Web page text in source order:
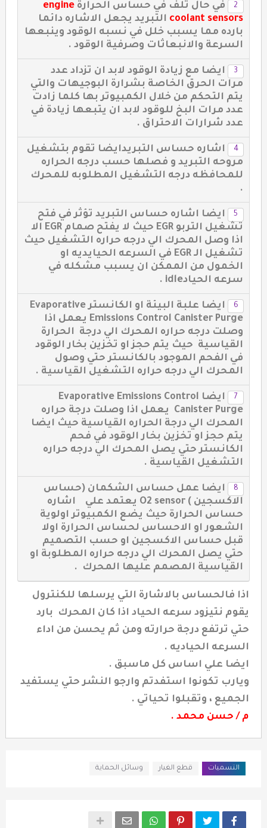
في حال تلف في حساس الحرارة engine
coolant sensors التبريد يجعل الاشاره دائما
بارده مما يسبب خلل في نسبه الوقود وينبعها
السرعة والانبعاثات وصرفية الوقود .
ايضا مع زيادة الوقود لابد ان تزداد عدد
مرات الحرق الخاصة بشرارة البوجيهات والتي
يتم التحكم من خلال الكمبيوتر بها كلما زادت
عدد مرات البخ للوقود لابد ان يتبعها زيادة في
عدد شرارات الاحتراق .
اشاره حساس التبريدايضا تقوم بتشغيل
مروحه التبريد و فصلها حسب درجه الحراره
للمحافظه درجه التشغيل المطلوبه للمحرك
.
ايضا اشاره حساس التبريد تؤثر في فتح
تشغيل التربو EGR حيث لا يفتح صمام EGR الا
اذا وصل المحرك الي درجه حراره التشغيل حيث
تشغيل الـ EGR في السرعه الحيايديه او
الخمول من الممكن ان يسبب مشكله في
سرعه الحيادidle .
ايضا علبة البيئة او الكانستر Evaporative
Emissions Control Canister Purge يعمل اذا
وصلت درجه حراره المحرك الي درجة الحرارة
القياسية حيث يتم حجز او تخزين بخار الوقود
في الفحم الموجود بالكانستر حتي وصول
المحرك الي درجه حراره التشغيل القياسية .
ايضا Evaporative Emissions Control
Canister Purge يعمل اذا وصلت درجة حراره
المحرك الي درجة الحراره القياسية حيث ايضا
يتم حجز او تخزين بخار الوقود في فحم
الكانستر حتي يصل المحرك الي درجه حراره
التشغيل القياسية .
ايضا عمل حساس الشكمان (حساس
الاكسجين ) O2 sensor يعتمد علي اشاره
حساس الحرارة حيث يضع الكمبيوتر اولوية
الشعور او الاحساس لحساس الحرارة اولا
قبل حساس الاكسجين او حسب التصميم
حتي يصل المحرك الي درجه حراره المطلوبة او
القياسية المصمم عليها المحرك .
اذا فالحساس بالاشارة التي يرسلها للكنترول
يقوم نتيزود سرعه الحياد اذا كان المحرك بارد
حتي ترتفع درجة حرارته ومن ثم يحسن من اداء
السرعه الحياديه .
ايضا علي اساس كل ماسبق .
ويارب تكونوا استفدتم وارجو النشر حتي يستفيد
الجميع ، وتقبلوا تحياتي .
م / حسن محمد .
التسميات قطع الغيار وسائل الحماية